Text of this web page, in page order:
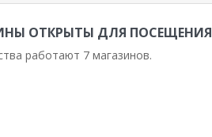
ОТКРЫТЫ ДЛЯ ПОСЕЩЕНИЯ
работают 7 магазинов.